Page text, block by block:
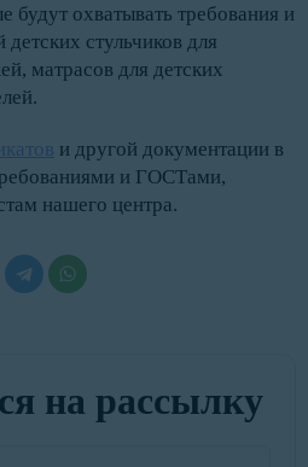
будут охватывать требования и
стульчиков для
матрасов для детских
и другой документации в
и ГОСТами,
нашего центра.
на рассылку